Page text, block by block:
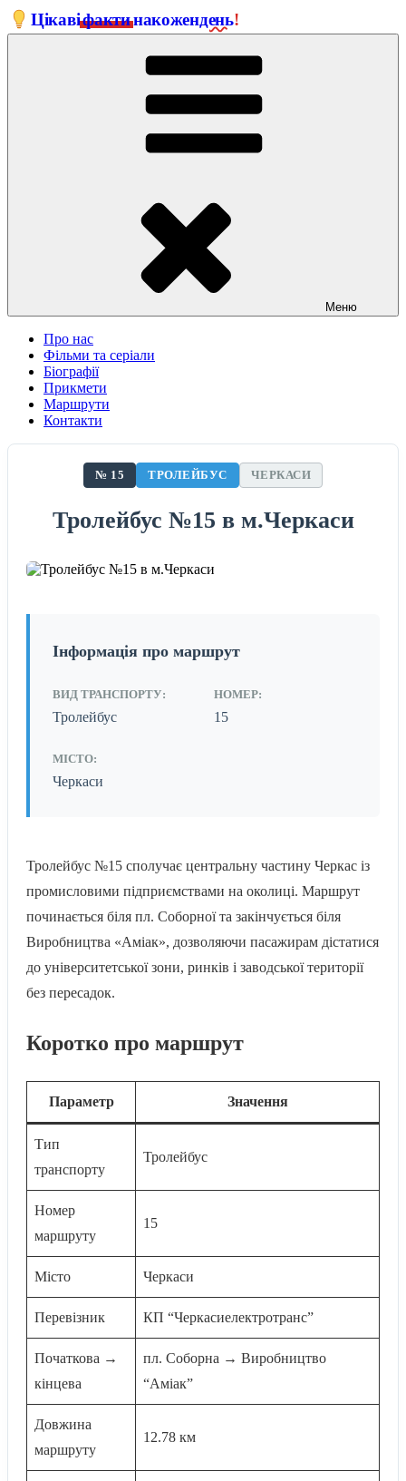
Перейти
до
Цікавіфактинакожендень!
Меню
Про нас
Фільми та серіали
Біографії
Прикмети
Маршрути
Контакти
№ 15 ТРОЛЕЙБУС ЧЕРКАСИ
Тролейбус №15 в м.Черкаси
Інформація про маршрут
ВИД ТРАНСПОРТУ:
Тролейбус
НОМЕР:
15
МІСТО:
Черкаси
Тролейбус №15 сполучає центральну частину Черкас із
промисловими підприємствами на околиці. Маршрут
починається біля пл. Соборної та закінчується біля
Виробництва «Аміак», дозволяючи пасажирам дістатися
до університетської зони, ринків і заводської території
без пересадок.
Коротко про маршрут
Параметр Значення
Тип
транспорту
Тролейбус
Номер
маршруту
15
Місто Черкаси
Перевізник КП “Черкасиелектротранс”
Початкова →
кінцева
пл. Соборна → Виробництво
“Аміак”
Довжина
маршруту
12.78 км